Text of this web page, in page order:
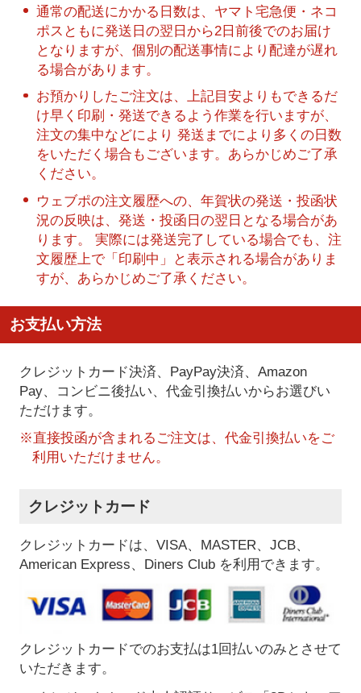
通常の配送にかかる日数は、ヤマト宅急便・ネコ
ポスともに発送日の翌日から2日前後でのお届け
となりますが、個別の配送事情により配達が遅れ
る場合があります。
お預かりしたご注文は、上記目安よりもできるだ
け早く印刷・発送できるよう作業を行いますが、
注文の集中などにより 発送までにより多くの日数
をいただく場合もございます。あらかじめご了承
ください。
ウェブポの注文履歴への、年賀状の発送・投函状
況の反映は、発送・投函日の翌日となる場合があ
ります。 実際には発送完了している場合でも、注
文履歴上で「印刷中」と表示される場合がありま
すが、あらかじめご了承ください。
お支払い方法
クレジットカード決済、PayPay決済、Amazon
Pay、コンビニ後払い、代金引換払いからお選びい
ただけます。
※直接投函が含まれるご注文は、代金引換払いをご
利用いただけません。
クレジットカード
クレジットカードは、VISA、MASTER、JCB、
American Express、Diners Club を利用できます。
クレジットカードでのお支払は1回払いのみとさせて
いただきます。